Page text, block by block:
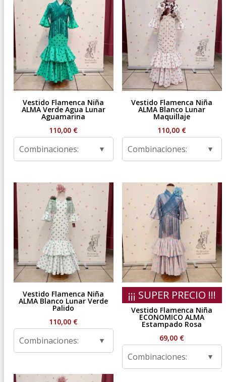
Vestido Flamenca Niña
ALMA Verde Agua Lunar
Aguamarina
110,00 €
Combinaciones:
Vestido Flamenca Niña
ALMA Blanco Lunar
Maquillaje
110,00 €
Combinaciones:
Vestido Flamenca Niña
ALMA Blanco Lunar Verde
Palido
110,00 €
Combinaciones:
¡¡¡ SUPER PRECIO !!!
Vestido Flamenca Niña
ECONOMICO ALMA
Estampado Rosa
69,00 €
Combinaciones: